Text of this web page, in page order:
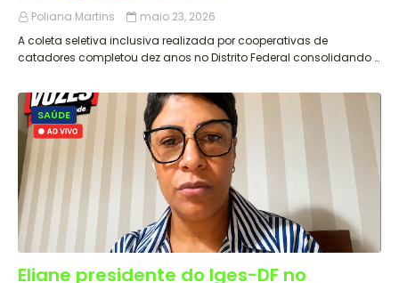
Poliana Martins
maio 23, 2026
A coleta seletiva inclusiva realizada por cooperativas de
catadores completou dez anos no Distrito Federal consolidando …
SAÚDE
Eliane presidente do Iges-DF no